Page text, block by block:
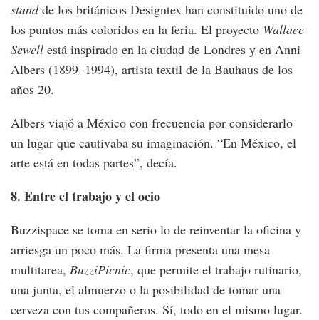
standde los británicos Designtex han constituido uno de
los puntos más coloridos en la feria. El proyecto Wallace
Sewell está inspirado en la ciudad de Londres y en Anni
Albers (1899–1994), artista textil de la Bauhaus de los
años 20.
Albers viajó a México con frecuencia por considerarlo
un lugar que cautivaba su imaginación. “En México, el
arte está en todas partes”, decía.
8. Entre el trabajo y el ocio
Buzzispace se toma en serio lo de reinventar la oficina y
arriesga un poco más. La firma presenta una mesa
multitarea, BuzziPicnic, que permite el trabajo rutinario,
una junta, el almuerzo o la posibilidad de tomar una
cerveza con tus compañeros. Sí, todo en el mismo lugar.